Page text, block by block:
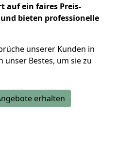
auf ein faires Preis-
bieten professionelle
unserer Kunden in
Bestes, um sie zu
erhalten